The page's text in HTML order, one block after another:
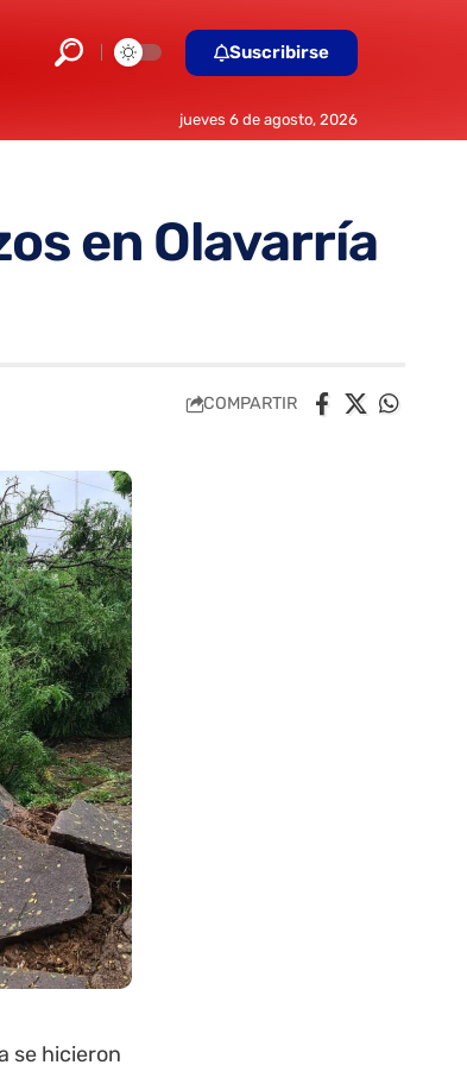
Suscribirse
jueves 6 de agosto, 2026
en Olavarría
COMPARTIR
se hicieron